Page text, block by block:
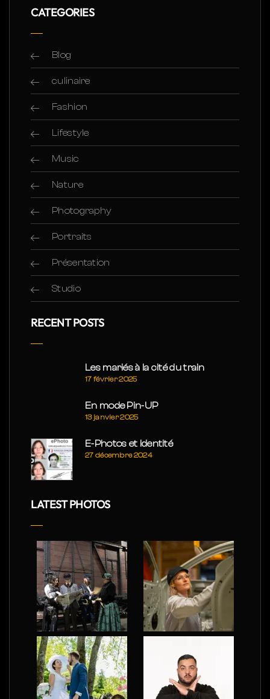
CATEGORIES
Blog
culinaire
Fashion
Lifestyle
Music
Nature
Photography
Portraits
Présentation
Studio
RECENT POSTS
Les mariés à la cité du train
17 février 2025
En mode Pin-UP
13 janvier 2025
E-Photos et Identité
27 décembre 2024
LATEST PHOTOS